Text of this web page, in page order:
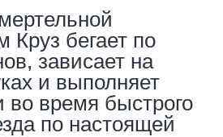
Круз бегает по
зависает на
и выполняет
время быстрого
по настоящей